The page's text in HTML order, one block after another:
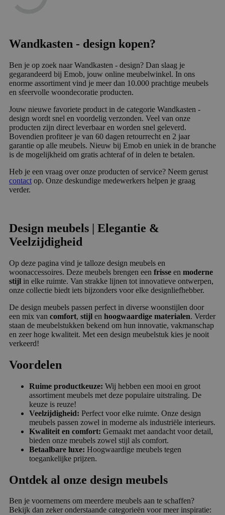
Wandkasten - design kopen?
Ben je op zoek naar Wandkasten - design? Dan slaag je
gegarandeerd bij Emob, jouw online meubelwinkel. In ons
enorme assortiment vind je meer dan 10.000 prachtige meubels
en sfeervolle woondecoratie producten.
Jouw nieuwe favoriete product in de categorie Wandkasten -
design wordt snel en voordelig verzonden. Veel van onze
producten zijn direct leverbaar en worden snel geleverd.
Bovendien profiteer je van 60 dagen retourrecht en 2 jaar
garantie op alle meubels. Nieuw bij Emob en uniek in de branche
is de mogelijkheid om gratis achteraf of in delen te betalen.
Heb je een vraag over onze producten of service? Neem gerust
contact op. Onze deskundige medewerkers helpen je graag
verder.
Design meubels | Elegantie &
Veelzijdigheid
Op deze pagina vind je talloze design meubels en
woonaccessoires. Deze meubels brengen een frisse en moderne
stijl in elke ruimte. Van strakke lijnen tot innovatieve ontwerpen,
onze collectie biedt iets bijzonders voor elke designliefhebber.
De design meubels passen perfect in diverse woonstijlen door
een mix van comfort, stijl en hoogwaardige materialen. Verder
staan de meubelstukken bekend om hun innovatie, vakmanschap
en zeer hoge kwaliteit. Met een design meubelstuk kies je nooit
verkeerd!
Voordelen
Ruime productkeuze: Wij hebben een mooi en groot
assortiment meubels met deze populaire uitstraling. De
keuze is reuze!
Veelzijdigheid: Perfect voor elke ruimte. Onze design
meubels passen zowel in moderne als industriële interieurs.
Kwaliteit en comfort: Gemaakt met aandacht voor detail,
bieden onze meubels zowel stijl als comfort.
Betaalbare luxe: Hoogwaardige meubels tegen
toegankelijke prijzen.
Ontdek al onze design meubels
Ben je voornemens om meerdere meubels aan te schaffen?
Bekijk dan zeker onderstaande categorieën voor meer inspiratie: